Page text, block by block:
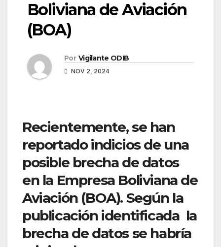
Boliviana de Aviación
(BOA)
Por Vigilante ODIB
NOV 2, 2024
Recientemente, se han
reportado indicios de una
posible brecha de datos
en la Empresa Boliviana de
Aviación (BOA). Según la
publicación identificada la
brecha de datos se habría